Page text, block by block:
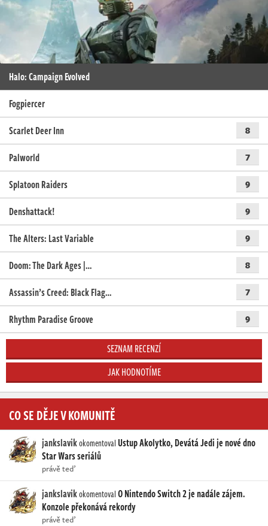
Halo: Campaign Evolved
Fogpiercer
Scarlet Deer Inn
8
Palworld 7
Splatoon Raiders 9
Denshattack! 9
The Alters: Last Variable 9
Doom: The Dark Ages |… 8
Assassin’s Creed: Black Flag… 7
Rhythm Paradise Groove 9
SEZNAM RECENZÍ
JAK HODNOTÍME
CO SE DĚJE V KOMUNITĚ
jankslavikokomentovalUstup Akolytko, Devátá Jedi je nové dno
Star Wars seriálů
právě teď
jankslavikokomentovalO Nintendo Switch 2 je nadále zájem.
Konzole překonává rekordy
právě teď